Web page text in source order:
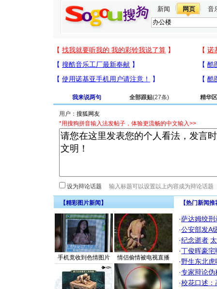
新闻 网页 音
我来说两句 全部跟贴(27条) 精华区
用户：
*用搜狗拼音输入法发帖子，体验更流畅的中文输入>>
设为辩论话题
【精彩图片新闻】
手机竟收到色情图片 情侣偷情被电视直播
【热门新闻
·萨达姆绞刑
·公安部发A
·纪念逝者
·丁俊晖豪
·野生东北
·专家辩论伪
·校花口述：